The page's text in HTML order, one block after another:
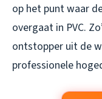
op het punt waar
overgaat in PVC.
ontstopper uit de
professionele